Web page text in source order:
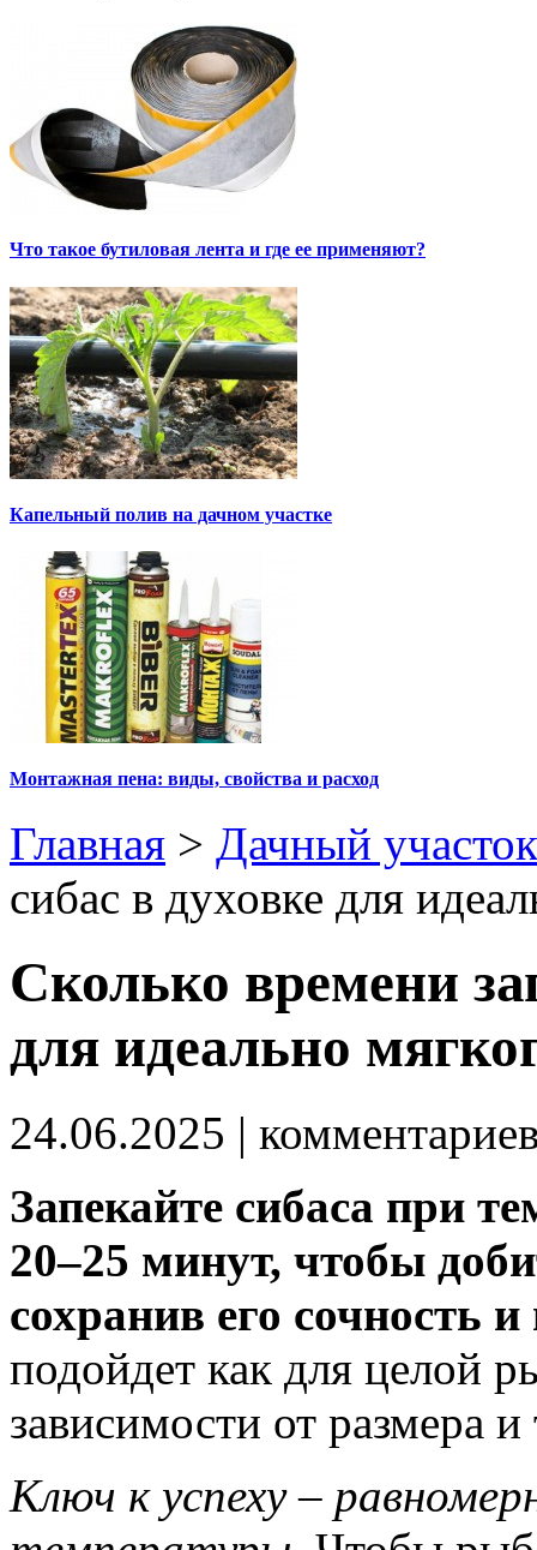
Что такое бутиловая лента и где ее применяют?
Капельный полив на дачном участке
Монтажная пена: виды, свойства и расход
Главная > Дачный участок
сибас в духовке для
Сколько времени
для идеально
24.06.2025 |
Запекайте сибаса при
20–25 минут, чтобы
сохранив его сочность и
подойдет как для целой
зависимости от размера
Ключ к успеху –